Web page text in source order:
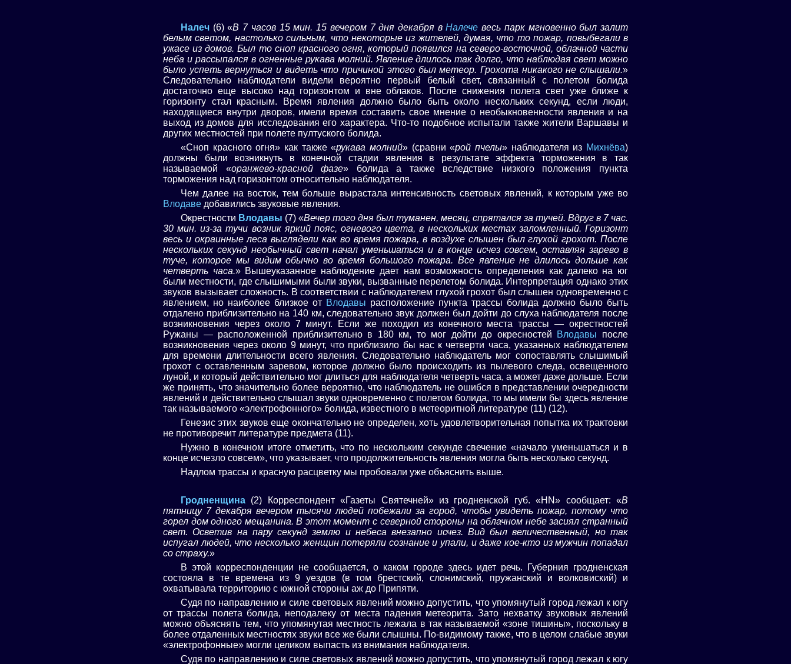
Налеч (6) «В 7 часов 15 мин. 15 вечером 7 дня декабря вНалече весь парк мгновенно был залит
белым светом, настолько сильным, что некоторые из жителей, думая, что то пожар, повыбегали в
ужасе из домов. Был то сноп красного огня, который появился на северо-восточной, облачной части
неба и рассыпался в огненные рукава молний. Явление длилось так долго, что наблюдая свет можно
было успеть вернуться и видеть что причиной этого был метеор. Грохота никакого не слышали.»
Следовательно наблюдатели видели вероятно первый белый свет, связанный с полетом болида
достаточно еще высоко над горизонтом и вне облаков. После снижения полета свет уже ближе к
горизонту стал красным. Время явления должно было быть около нескольких секунд, если люди,
находящиеся внутри дворов, имели время составить свое мнение о необыкновенности явления и на
выход из домов для исследования его характера. Что-то подобное испытали также жители Варшавы и
других местностей при полете пултуского болида.
«Сноп красного огня» как также «рукава молний» (сравни «рой пчелы» наблюдателя из Михнёва)
должны были возникнуть в конечной стадии явления в результате эффекта торможения в так
называемой «оранжево-красной фазе» болида а также вследствие низкого положения пункта
торможения над горизонтом относительно наблюдателя.
Чем далее на восток, тем больше вырастала интенсивность световых явлений, к которым уже во
Влодаве добавились звуковые явления.
Окрестности Влодавы (7) «Вечер того дня был туманен, месяц, спрятался за тучей. Вдруг в 7 час.
30 мин. из-за тучи возник яркий пояс, огневого цвета, в нескольких местах заломленный. Горизонт
весь и окраинные леса выглядели как во время пожара, в воздухе слышен был глухой грохот. После
нескольких секунд необычный свет начал уменьшаться и в конце исчез совсем, оставляя зарево в
туче, которое мы видим обычно во время большого пожара. Все явление не длилось дольше как
четверть часа.» Вышеуказанное наблюдение дает нам возможность определения как далеко на юг
были местности, где слышимыми были звуки, вызванные перелетом болида. Интерпретация однако этих
звуков вызывает сложность. В соответствии с наблюдателем глухой грохот был слышен одновременно с
явлением, но наиболее близкое от Влодавы расположение пункта трассы болида должно было быть
отдалено приблизительно на 140 км, следовательно звук должен был дойти до слуха наблюдателя после
возникновения через около 7 минут. Если же походил из конечного места трассы — окрестностей
Ружаны — расположенной приблизительно в 180 км, то мог дойти до окресностей Влодавы после
возникновения через около 9 минут, что приблизило бы нас к четверти часа, указанных наблюдателем
для времени длительности всего явления. Следовательно наблюдатель мог сопоставлять слышимый
грохот с оставленным заревом, которое должно было происходить из пылевого следа, освещенного
луной, и который действительно мог длиться для наблюдателя четверть часа, а может даже дольше. Если
же принять, что значительно более вероятно, что наблюдатель не ошибся в представлении очередности
явлений и действительно слышал звуки одновременно с полетом болида, то мы имели бы здесь явление
так называемого «электрофонного» болида, известного в метеоритной литературе (11) (12).
Генезис этих звуков еще окончательно не определен, хоть удовлетворительная попытка их трактовки
не противоречит литературе предмета (11).
Нужно в конечном итоге отметить, что по нескольким секунде свечение «начало уменьшаться и в
конце исчезло совсем», что указывает, что продолжительность явления могла быть несколько секунд.
Надлом трассы и красную расцветку мы пробовали уже объяснить выше.
Гродненщина (2) Корреспондент «Газеты Святечней» из гродненской губ. «HN» сообщает: «В
пятницу 7 декабря вечером тысячи людей побежали за город, чтобы увидеть пожар, потому что
горел дом одного мещанина. В этот момент с северной стороны на облачном небе засиял странный
свет. Осветив на пару секунд землю и небеса внезапно исчез. Вид был величественный, но так
испугал людей, что несколько женщин потеряли сознание и упали, и даже кое-кто из мужчин попадал
со страху.»
В этой корреспонденции не сообщается, о каком городе здесь идет речь. Губерния гродненская
состояла в те времена из 9 уездов (в том брестский, слонимский, пружанский и волковиский) и
охватывала территорию с южной стороны аж до Припяти.
Судя по направлению и силе световых явлений можно допустить, что упомянутый город лежал к югу
от трассы полета болида, неподалеку от места падения метеорита. Зато нехватку звуковых явлений
можно объяснять тем, что упомянутая местность лежала в так называемой «зоне тишины», поскольку в
более отдаленных местностях звуки все же были слышны. По-видимому также, что в целом слабые звуки
«электрофонные» могли целиком выпасть из внимания наблюдателя.
Судя по направлению и силе световых явлений можно допустить, что упомянутый город лежал к югу